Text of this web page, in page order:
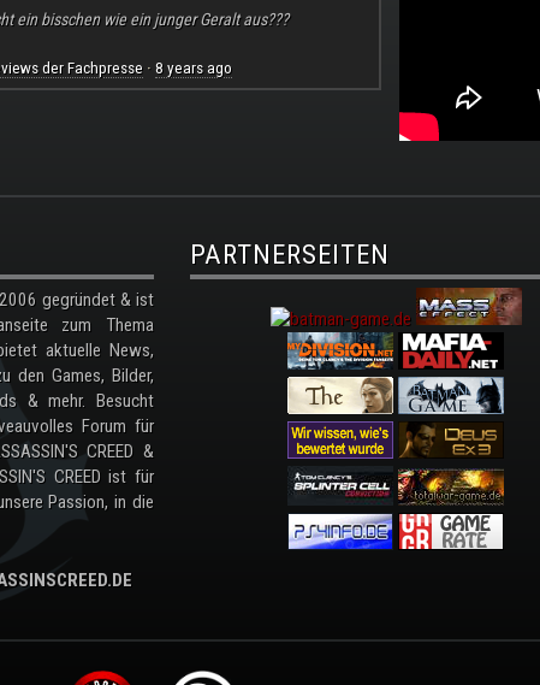
ein bisschen wie ein junger Geralt aus???
der Fachpresse· 8 years ago
2006 gegründet & ist
zum Thema
aktuelle News,
den Games, Bilder,
& mehr. Besucht
Forum für
CREED &
CREED ist für
Passion, in die
PARTNERSEITEN